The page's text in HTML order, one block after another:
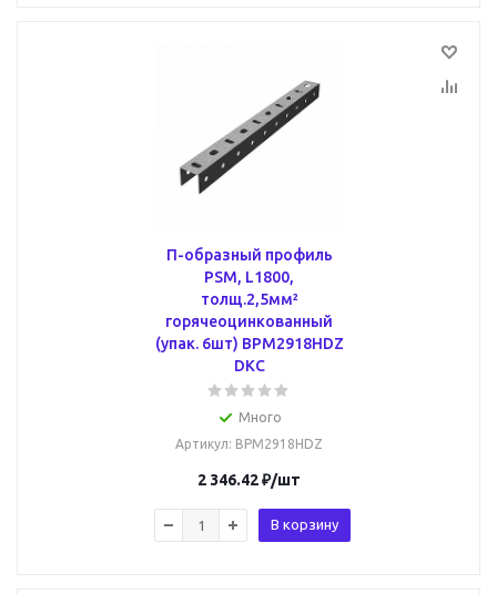
П-образный профиль
PSM, L1800,
толщ.2,5мм²
горячеоцинкованный
(упак. 6шт) BPM2918HDZ
DKC
Много
Артикул: BPM2918HDZ
2 346.42₽/шт
В корзину